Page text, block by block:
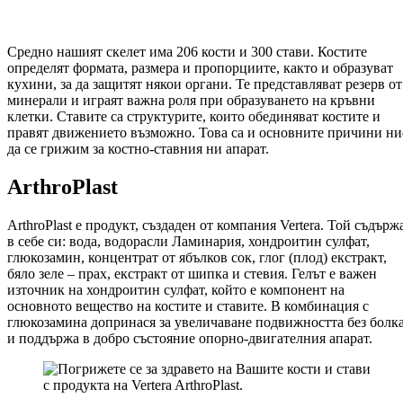
Средно нашият скелет има 206 кости и 300 стави. Костите
определят формата, размера и пропорциите, както и образуват
кухини, за да защитят някои органи. Те представляват резерв от
минерали и играят важна роля при образуването на кръвни
клетки. Ставите са структурите, които обединяват костите и
правят движението възможно. Това са и основните причини
да се грижим за костно-ставния ни апарат.
ArthroPlast
ArthroPlast е продукт, създаден от компания Vertera. Той
в себе си: вода, водорасли Ламинария, хондроитин сулфат,
глюкозамин, концентрат от ябълков сок, глог (плод) екстракт,
бяло зеле – прах, екстракт от шипка и стевия. Гелът е важен
източник на хондроитин сулфат, който е компонент на
основното вещество на костите и ставите. В комбинация с
глюкозамина допринася за увеличаване подвижността без
и поддържа в добро състояние опорно-двигателния апарат.